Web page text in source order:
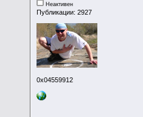
Неактивен
Публикации: 2927
0x04559912